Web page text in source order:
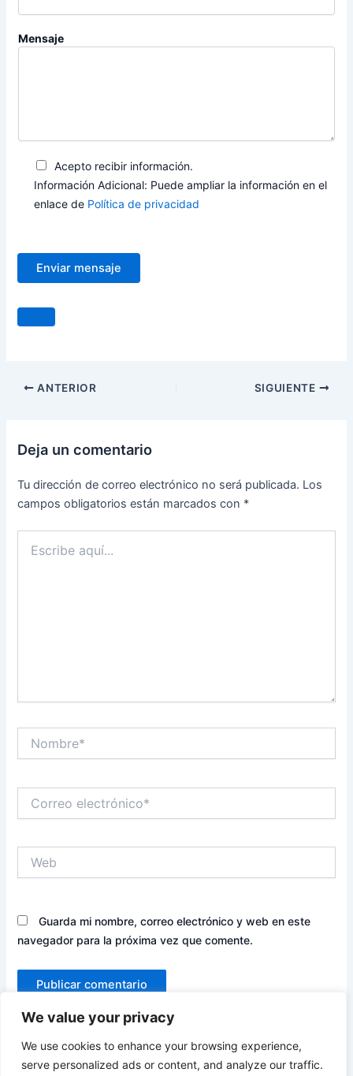
We value your privacy
We use cookies to enhance your browsing experience,
serve personalized ads or content, and analyze our traffic.
Mensaje
Acepto recibir información.
Información Adicional: Puede ampliar la información en el
enlace de Política de privacidad
Enviar mensaje
ANTERIOR SIGUIENTE
Deja un comentario
Tu dirección de correo electrónico no será publicada. Los
campos obligatorios están marcados con *
aquí...
electrónico*
Guarda mi nombre, correo electrónico y web en este
navegador para la próxima vez que comente.